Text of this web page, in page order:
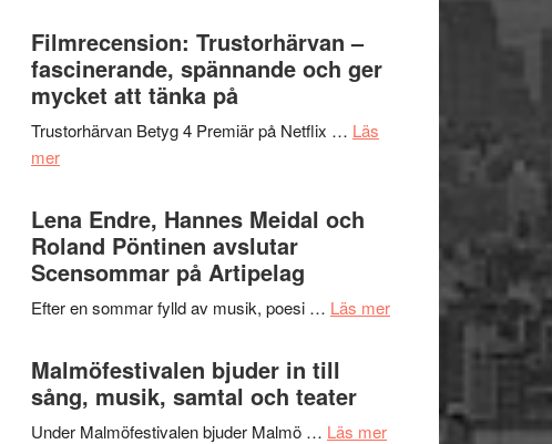
hjärtevarm
Filmrecension: Trustorhärvan –
fascinerande, spännande och ger
mycket att tänka på
Trustorhärvan Betyg 4 Premiär på Netflix … Läs
merom
Trustorhärvan
–
fascinerande,
spännande
och
mycket
att
tänka
Lena Endre, Hannes Meidal och
Roland Pöntinen avslutar
Scensommar på Artipelag
Efter en sommar fylld av musik, poesi … Läs merom
Malmöfestivalen bjuder in till
sång, musik, samtal och teater
Under Malmöfestivalen bjuder Malmö … Läs merom